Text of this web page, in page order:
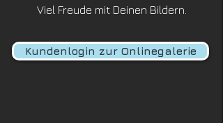
Viel Freude mit Deinen Bildern.
Kundenlogin zur Onlinegalerie